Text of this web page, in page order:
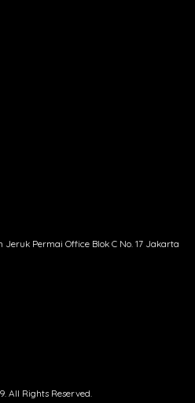
Permai Office Blok C No. 17 Jakarta
All Rights Reserved.